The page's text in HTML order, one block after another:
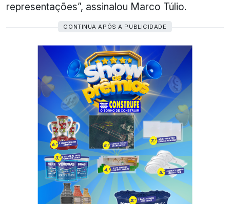
representações”, assinalou Marco Túlio.
CONTINUA APÓS A PUBLICIDADE